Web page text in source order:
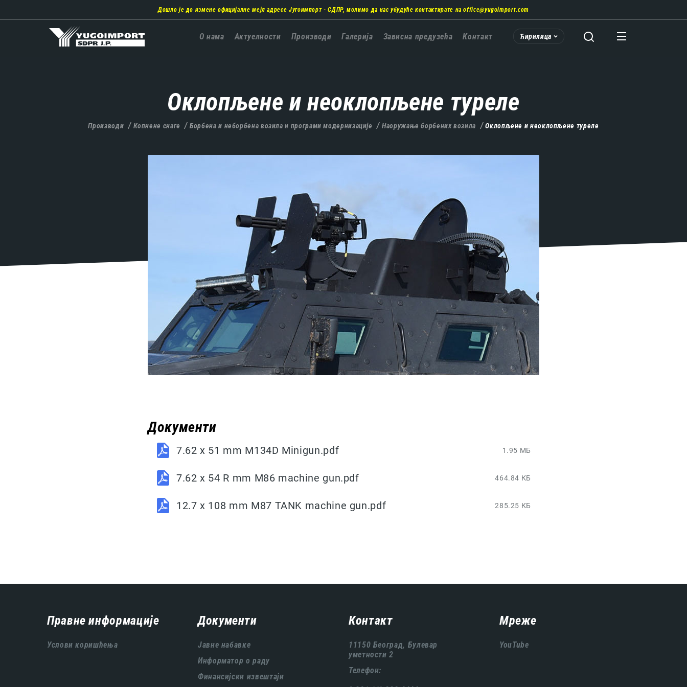
Дошло је до измене официјалне мејл адресе Југоимпорт - СДПР, молимо да нас убудуће контактирате наoffice@yugoimport.com
Главна
О нама Актуелности Производи Галерија Зависна предузећа Контакт Ћирилица
Оклопљене и неоклопљене туреле
Производи Копнене снаге Борбена и неборбена возила и програми модернизације Наоружање борбених возила Оклопљене и неоклопљене туреле
Документи
7.62 x 51 mm M134D Minigun.pdf 1.95 МБ
7.62 x 54 R mm M86 machine gun.pdf 464.84 КБ
12.7 x 108 mm M87 TANK machine gun.pdf 285.25 КБ
Навигација
Правне информације
Услови коришћења
Документи
Јавне набавке
Информатор о раду
Финансијски извештаји
Контакт
11150 Београд, Булевар
уметности 2
Телефон:
Мреже
YouTube